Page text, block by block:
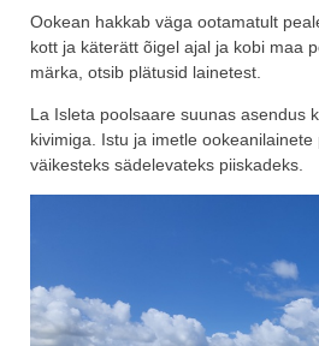
Ookean hakkab väga ootamatult
kott ja käterätt õigel ajal ja kobi maa
märka, otsib plätusid lainetest.
La Isleta poolsaare suunas asendus
kivimiga. Istu ja imetle
väikesteks sädelevateks piiskadeks.